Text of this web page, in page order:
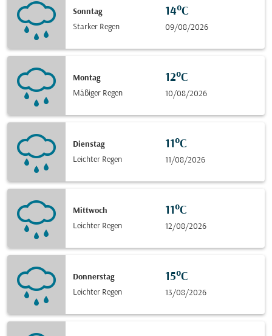
Sonntag
Starker Regen
14°C
09/08/2026
Montag
Mäßiger Regen
12°C
10/08/2026
Dienstag
Leichter Regen
11°C
11/08/2026
Mittwoch
Leichter Regen
11°C
12/08/2026
Donnerstag
Leichter Regen
15°C
13/08/2026